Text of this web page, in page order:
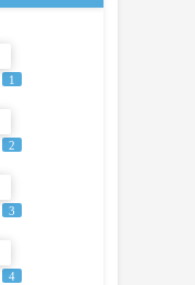
1
2
3
4